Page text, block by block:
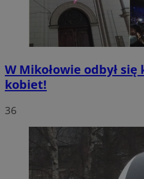
W Mikołowie odbył
kobiet!
36